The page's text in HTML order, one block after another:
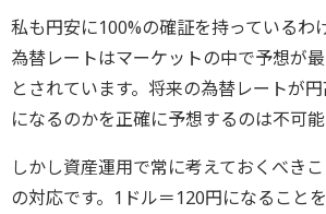
私も円安に100%の確証を持っているわ
為替レートはマーケットの中で予想が
とされています。将来の為替レートが
になるのかを正確に予想するのは不可能
しかし資産運用で常に考えておくべき
の対応です。1ドル＝120円になること